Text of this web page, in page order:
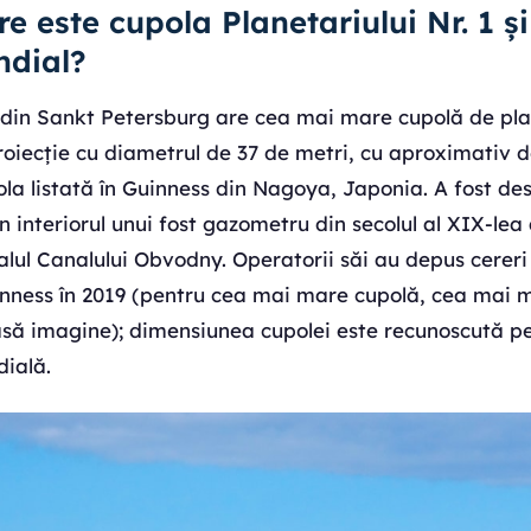
este cupola Planetariului Nr. 1
Sankt Petersburg are cea mai mare cupolă de
cu diametrul de 37 de metri, cu aproximativ
listată în Guinness din Nagoya, Japonia. A fost
interiorul unui fost gazometru din secolul al XIX-lea
Canalului Obvodny. Operatorii săi au depus
în 2019 (pentru cea mai mare cupolă, cea mai
imagine); dimensiunea cupolei este recunoscută